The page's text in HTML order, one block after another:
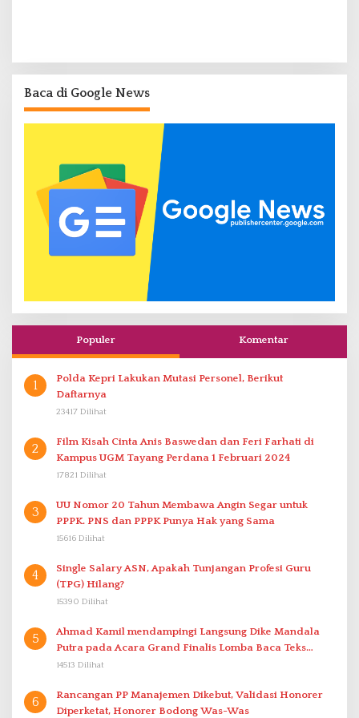
Baca di Google News
Populer Komentar
1
Polda Kepri Lakukan Mutasi Personel, Berikut
Daftarnya
23417 Dilihat
2
Film Kisah Cinta Anis Baswedan dan Feri Farhati di
Kampus UGM Tayang Perdana 1 Februari 2024
17821 Dilihat
3
UU Nomor 20 Tahun Membawa Angin Segar untuk
PPPK. PNS dan PPPK Punya Hak yang Sama
15616 Dilihat
4
Single Salary ASN, Apakah Tunjangan Profesi Guru
(TPG) Hilang?
15390 Dilihat
5
Ahmad Kamil mendampingi Langsung Dike Mandala
Putra pada Acara Grand Finalis Lomba Baca Teks
Proklamasi Mirip Bung Karno di Bali
14513 Dilihat
6
Rancangan PP Manajemen Dikebut, Validasi Honorer
Diperketat, Honorer Bodong Was-Was